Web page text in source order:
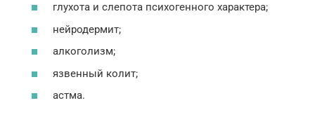
глухота и слепота психогенного характера;
нейродермит;
алкоголизм;
язвенный колит;
астма.